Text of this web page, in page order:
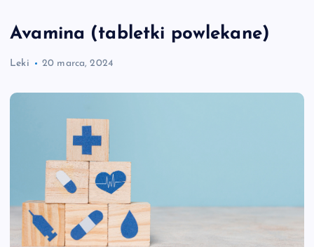
Avamina (tabletki powlekane)
Leki 20 marca, 2024